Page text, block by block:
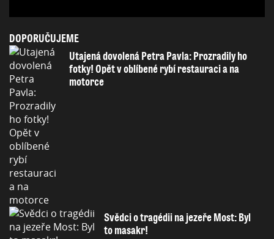
DOPORUČUJEME
Utajená dovolená Petra Pavla: Prozradily ho
fotky! Opět v oblíbené rybí restauraci a na
motorce
Svědci o tragédii na jezeře Most: Byl
to masakr!